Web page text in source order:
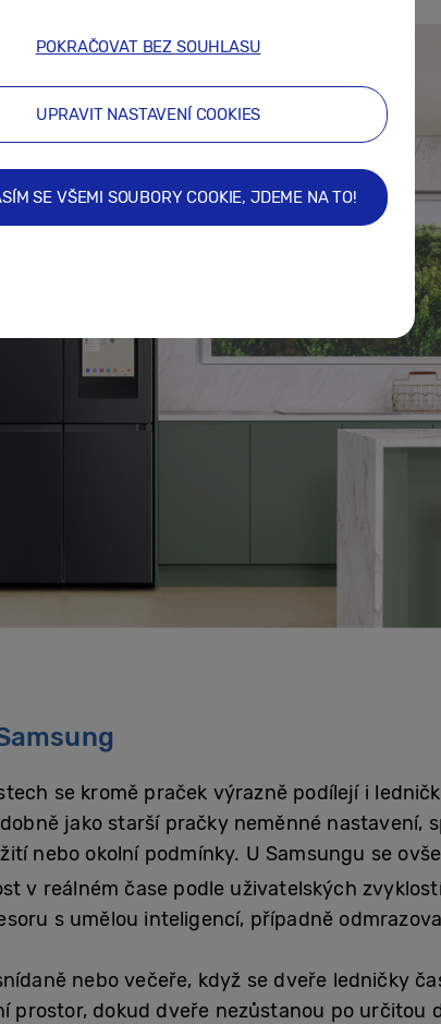
se kromě praček výrazně podílejí i
jako starší pračky neměnné nastavení,
nebo okolní podmínky. U Samsungu se
v reálném čase podle uživatelských
s umělou inteligencí, případně
nebo večeře, když se dveře ledničky
prostor, dokud dveře nezůstanou po určitou
POKRAČOVAT BEZ SOUHLASU
UPRAVIT NASTAVENÍ COOKIES
SE VŠEMI SOUBORY COOKIE, JDEME NA TO!